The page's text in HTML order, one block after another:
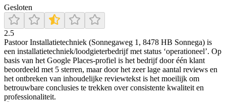
Gesloten
2.5
Pastoor Installatietechniek (Sonnegaweg 1, 8478 HB Sonnega) is
een installatietechniek/loodgieterbedrijf met status ‘operationeel’. Op
basis van het Google Places-profiel is het bedrijf door één klant
beoordeeld met 5 sterren, maar door het zeer lage aantal reviews en
het ontbreken van inhoudelijke reviewtekst is het moeilijk om
betrouwbare conclusies te trekken over consistente kwaliteit en
professionaliteit.